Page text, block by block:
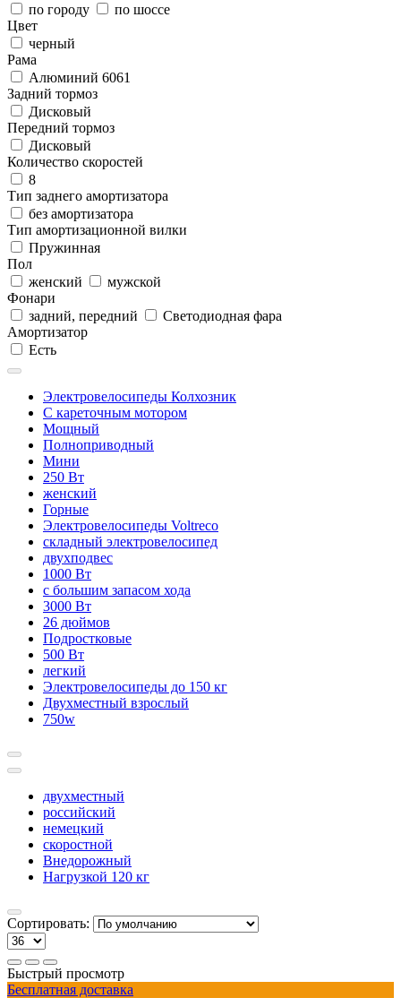
по городу
по шоссе
Цвет
черный
Рама
Алюминий 6061
Задний тормоз
Дисковый
Передний тормоз
Дисковый
Количество скоростей
8
Тип заднего амортизатора
без амортизатора
Тип амортизационной вилки
Пружинная
Пол
женский
мужской
Фонари
задний, передний
Светодиодная фара
Амортизатор
Есть
Электровелосипеды Колхозник
С кареточным мотором
Мощный
Полноприводный
Мини
250 Вт
женский
Горные
Электровелосипеды Voltreco
складный электровелосипед
двухподвес
1000 Вт
с большим запасом хода
3000 Вт
26 дюймов
Подростковые
500 Вт
легкий
Электровелосипеды до 150 кг
Двухместный взрослый
750w
двухместный
российский
немецкий
скоростной
Внедорожный
Нагрузкой 120 кг
Сортировать:
Быстрый просмотр
Бесплатная доставка